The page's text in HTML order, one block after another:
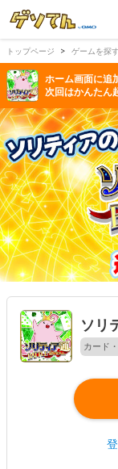
トップページ ゲームを探
ホーム画面に追
次回はかんたん
ソリ
カード